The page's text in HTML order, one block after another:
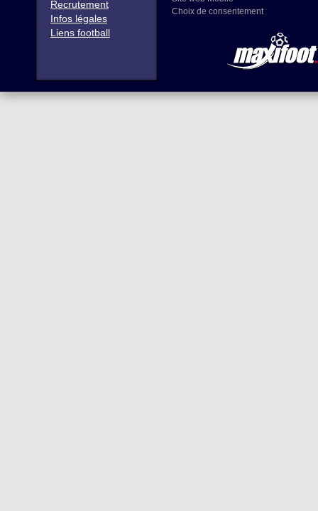
Recrutement
Infos légales
Liens football
Choix de consentement